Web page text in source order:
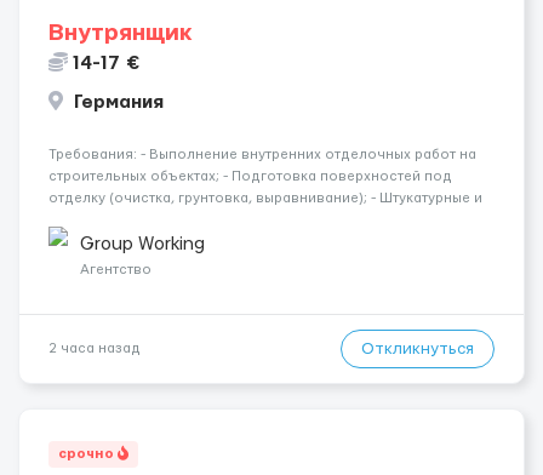
Внутрянщик
14-17 €
Германия
Требования: - Выполнение внутренних отделочных работ на
строительных объектах; - Подготовка поверхностей под
отделку (очистка, грунтовка, выравнивание); - Штукатурные и
(стены, перегородки, потолки); - Укладка плитки на стены и п...
Group Working
Агентство
2 часа назад Откликнуться
срочно